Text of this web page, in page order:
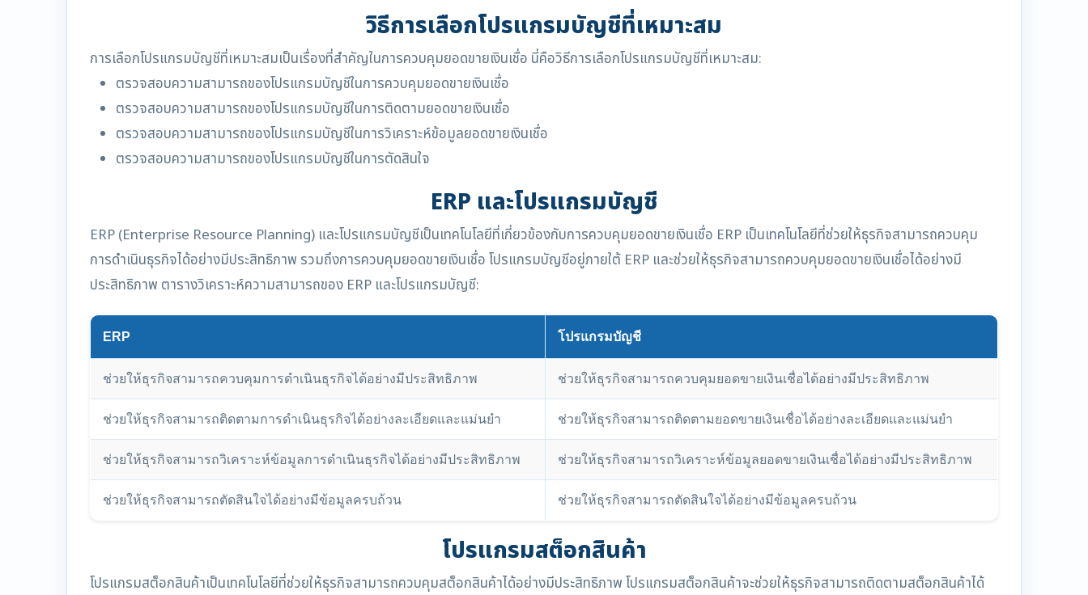
วิธีการเลือกโปรแกรมบัญชีที่เหมาะสม
การเลือกโปรแกรมบัญชีที่เหมาะสมเป็นเรื่องที่สำคัญในการควบคุมยอดขายเงินเชื่อ นี่คือวิธีการเลือกโปรแกรมบัญชีที่เหมาะสม:
ตรวจสอบความสามารถของโปรแกรมบัญชีในการควบคุมยอดขายเงินเชื่อ
ตรวจสอบความสามารถของโปรแกรมบัญชีในการติดตามยอดขายเงินเชื่อ
ตรวจสอบความสามารถของโปรแกรมบัญชีในการวิเคราะห์ข้อมูลยอดขายเงินเชื่อ
ตรวจสอบความสามารถของโปรแกรมบัญชีในการตัดสินใจ
ERP และโปรแกรมบัญชี
ERP (Enterprise Resource Planning) และโปรแกรมบัญชีเป็นเทคโนโลยีที่เกี่ยวข้องกับการควบคุมยอดขายเงินเชื่อ ERP เป็นเทคโนโลยีที่ช่วยให้ธุรกิจสามารถควบคุม
การดำเนินธุรกิจได้อย่างมีประสิทธิภาพ รวมถึงการควบคุมยอดขายเงินเชื่อ โปรแกรมบัญชีอยู่ภายใต้ ERP และช่วยให้ธุรกิจสามารถควบคุมยอดขายเงินเชื่อได้อย่างมี
ประสิทธิภาพ ตารางวิเคราะห์ความสามารถของ ERP และโปรแกรมบัญชี:
ERP โปรแกรมบัญชี
ช่วยให้ธุรกิจสามารถควบคุมการดำเนินธุรกิจได้อย่างมีประสิทธิภาพ ช่วยให้ธุรกิจสามารถควบคุมยอดขายเงินเชื่อได้อย่างมีประสิทธิภาพ
ช่วยให้ธุรกิจสามารถติดตามการดำเนินธุรกิจได้อย่างละเอียดและแม่นยำ ช่วยให้ธุรกิจสามารถติดตามยอดขายเงินเชื่อได้อย่างละเอียดและแม่นยำ
ช่วยให้ธุรกิจสามารถวิเคราะห์ข้อมูลการดำเนินธุรกิจได้อย่างมีประสิทธิภาพ ช่วยให้ธุรกิจสามารถวิเคราะห์ข้อมูลยอดขายเงินเชื่อได้อย่างมีประสิทธิภาพ
ช่วยให้ธุรกิจสามารถตัดสินใจได้อย่างมีข้อมูลครบถ้วน ช่วยให้ธุรกิจสามารถตัดสินใจได้อย่างมีข้อมูลครบถ้วน
โปรแกรมสต็อกสินค้า
โปรแกรมสต็อกสินค้าเป็นเทคโนโลยีที่ช่วยให้ธุรกิจสามารถควบคุมสต็อกสินค้าได้อย่างมีประสิทธิภาพ โปรแกรมสต็อกสินค้าจะช่วยให้ธุรกิจสามารถติดตามสต็อกสินค้าได้